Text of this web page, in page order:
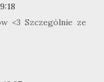
<3 Szczególnie ze